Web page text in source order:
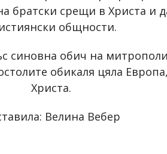
срещи в Христа и
общности.
синовна обич на
обикаля цяла
Христа.
Велина Вебер